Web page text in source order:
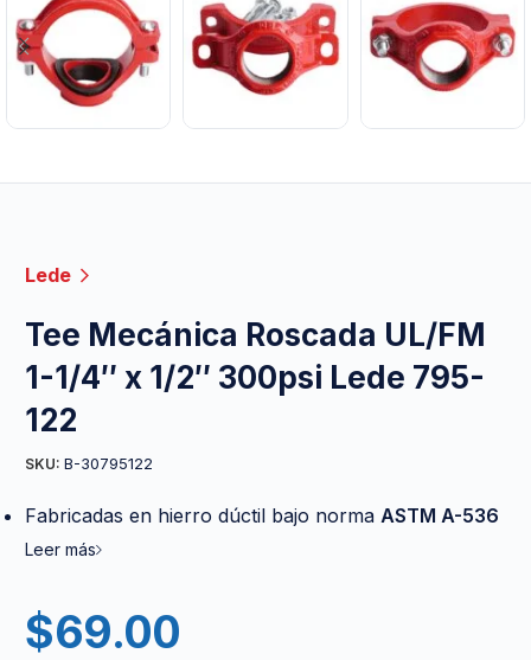
Lede
Tee Mecánica Roscada UL/FM
1-1/4″ x 1/2″ 300psi Lede 795-
122
SKU: B-30795122
Fabricadas en hierro dúctil bajo norma ASTM A-536
Leer más
$69.00